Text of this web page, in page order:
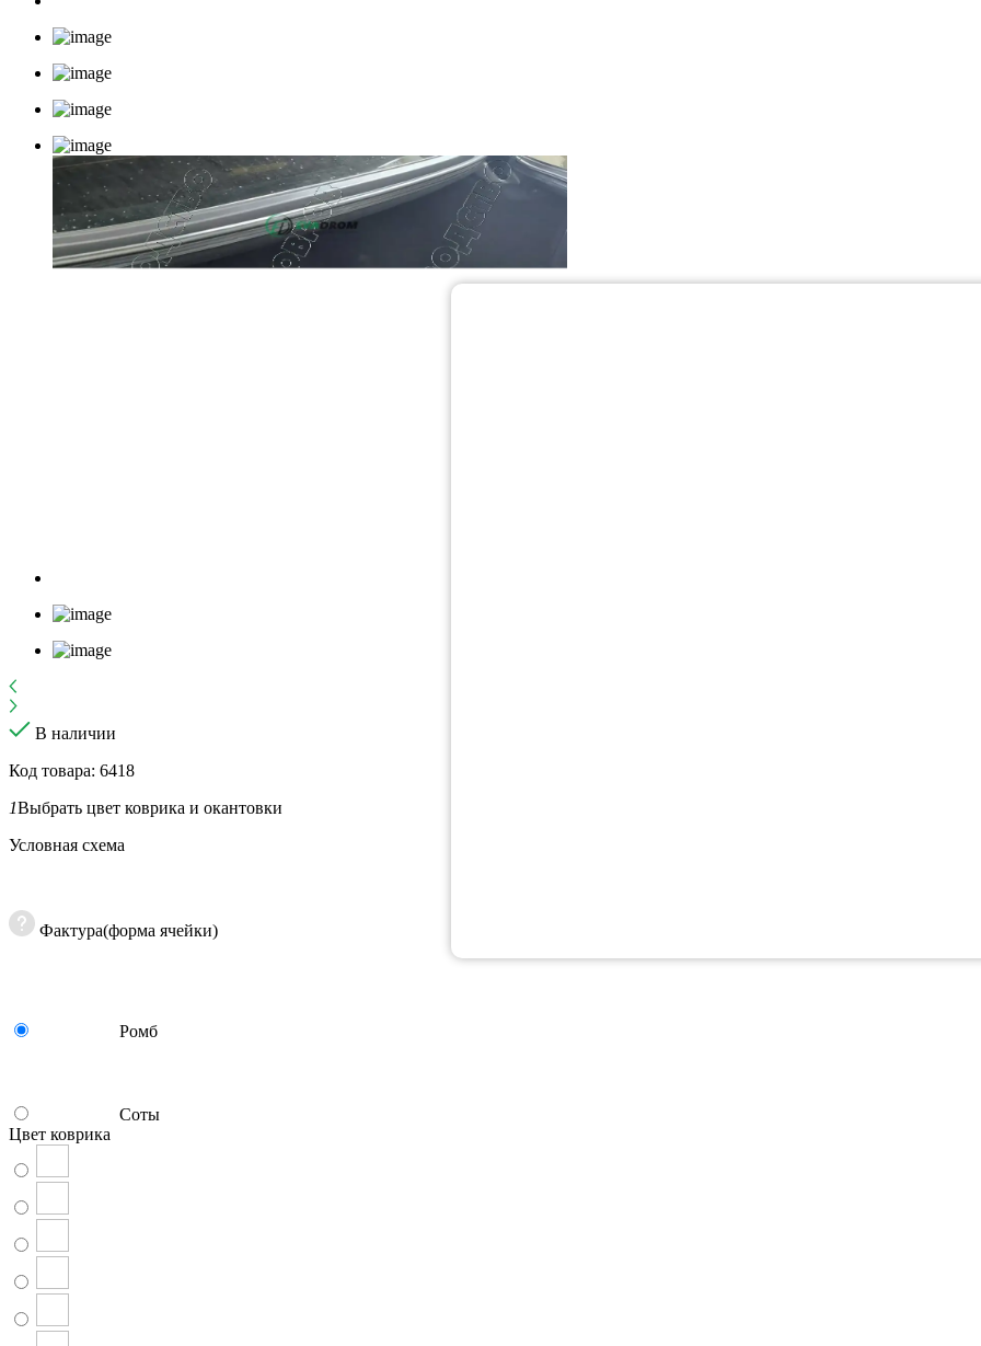
В наличии
Код товара: 6418
1Выбрать цвет коврика и окантовки
Условная схема
Фактура(форма ячейки)
Ромб
Соты
Цвет коврика